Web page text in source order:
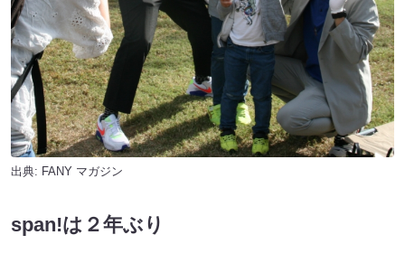
出典: FANY マガジン
span!は２年ぶり